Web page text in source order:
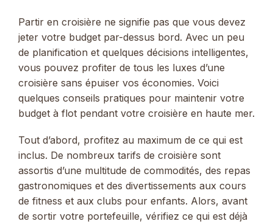
Partir en croisière ne signifie pas que vous devez
jeter votre budget par-dessus bord. Avec un peu
de planification et quelques décisions intelligentes,
vous pouvez profiter de tous les luxes d’une
croisière sans épuiser vos économies. Voici
quelques conseils pratiques pour maintenir votre
budget à flot pendant votre croisière en haute mer.
Tout d’abord, profitez au maximum de ce qui est
inclus. De nombreux tarifs de croisière sont
assortis d’une multitude de commodités, des repas
gastronomiques et des divertissements aux cours
de fitness et aux clubs pour enfants. Alors, avant
de sortir votre portefeuille, vérifiez ce qui est déjà